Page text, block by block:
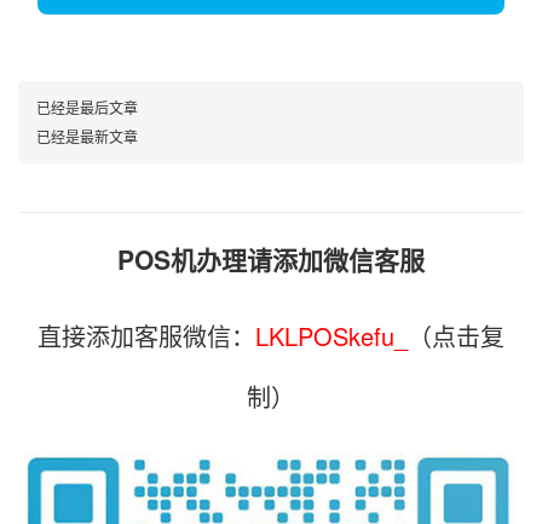
已经是最后文章
已经是最新文章
POS机办理请添加微信客服
直接添加客服微信： LKLPOSkefu_
（点击复
制）